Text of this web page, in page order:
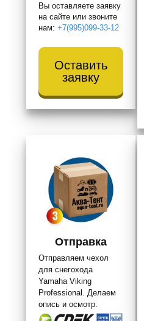
Вы оставляете заявку
на сайте или звоните
нам:+7(995)099-33-12
Оставить
заявку
Отправка
Отправляем чехол
для снегохода
Yamaha Viking
Professional. Делаем
опись и осмотр.